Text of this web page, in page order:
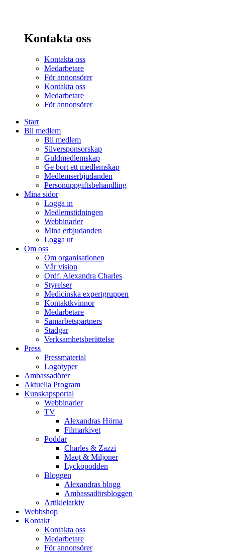
Kontakta oss
Kontakta oss
Medarbetare
För annonsörer
Kontakta oss
Medarbetare
För annonsörer
Start
Bli medlem
Bli medlem
Silversponsorskap
Guldmedlemskap
Ge bort ett medlemskap
Medlemserbjudanden
Personuppgiftsbehandling
Mina sidor
Logga in
Medlemstidningen
Webbinarier
Mina erbjudanden
Logga ut
Om oss
Om organisationen
Vår vision
Ordf. Alexandra Charles
Styrelser
Medicinska expertgruppen
Kontaktkvinnor
Medarbetare
Samarbetspartners
Stadgar
Verksamhetsberättelse
Press
Pressmaterial
Logotyper
Ambassadörer
Aktuella Program
Kunskapsportal
Webbinarier
TV
Alexandras Hörna
Filmarkivet
Poddar
Charles & Zazzi
Maqt & Miljoner
Lyckopodden
Bloggen
Alexandras blogg
Ambassadörsbloggen
Artiklelarkiv
Webbshop
Kontakt
Kontakta oss
Medarbetare
För annonsörer